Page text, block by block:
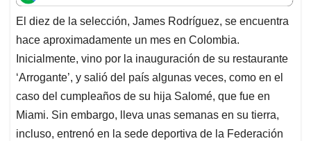
t
s
A
p
p
e
b
o
o
k
k
e
d
n
i
l
e
a
d
s
El diez de la selección, James Rodríguez, se encuentra
hace aproximadamente un mes en Colombia.
Inicialmente, vino por la inauguración de su restaurante
‘Arrogante’, y salió del país algunas veces, como en el
caso del cumpleaños de su hija Salomé, que fue en
Miami. Sin embargo, lleva unas semanas en su tierra,
incluso, entrenó en la sede deportiva de la Federación